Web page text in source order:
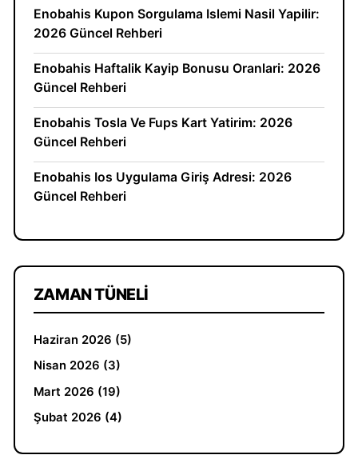
Enobahis Kupon Sorgulama Islemi Nasil Yapilir:
2026 Güncel Rehberi
Enobahis Haftalik Kayip Bonusu Oranlari: 2026
Güncel Rehberi
Enobahis Tosla Ve Fups Kart Yatirim: 2026
Güncel Rehberi
Enobahis Ios Uygulama Giriş Adresi: 2026
Güncel Rehberi
ZAMAN TÜNELI
Haziran 2026 (5)
Nisan 2026 (3)
Mart 2026 (19)
Şubat 2026 (4)